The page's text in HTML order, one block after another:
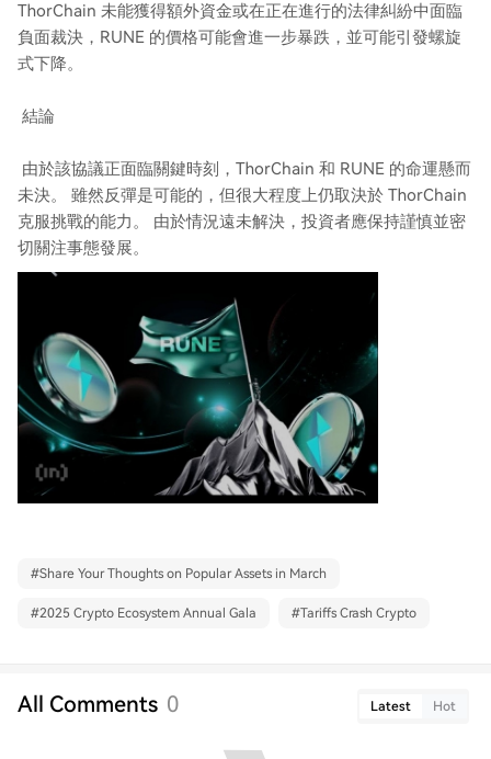
ThorChain 未能獲得額外資金或在正在進行的法律糾紛中面臨
負面裁決，RUNE 的價格可能會進一步暴跌，並可能引發螺旋
式下降。
結論
由於該協議正面臨關鍵時刻，ThorChain 和 RUNE 的命運懸而
未決。 雖然反彈是可能的，但很大程度上仍取決於 ThorChain
克服挑戰的能力。 由於情況遠未解決，投資者應保持謹慎並密
切關注事態發展。
#Share Your Thoughts on Popular Assets in March
#2025 Crypto Ecosystem Annual Gala #Tariffs Crash Crypto
All Comments 0 Latest Hot